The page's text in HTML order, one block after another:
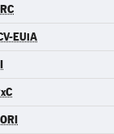
EUiA